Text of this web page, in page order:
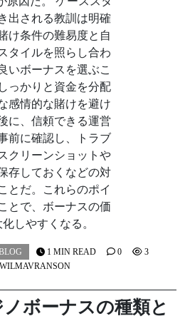
出される教訓は明確
け条件の難易度と自
タイルを照らし合わ
いボーナスを選ぶこ
っかりと資金を分配
感情的な賭けを避け
に、信頼できる運営
前に確認し、トラブ
クリーンショットや
存しておくなどの対
とだ。これらのポイ
とで、ボーナスの価
しやすくなる。
WILMAVRANSON
1 MIN READ 0 3
ボーナスの種類と